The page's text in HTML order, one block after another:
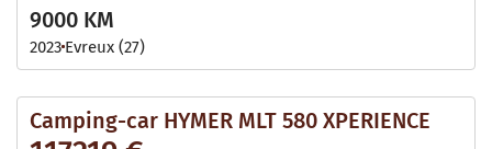
9000 KM
2023 Evreux (27)
Camping-car HYMER MLT 580 XPERIENCE